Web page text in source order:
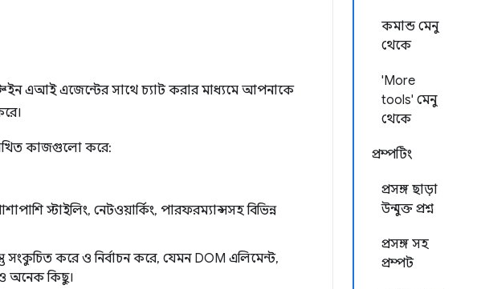
কমান্ড মেনু
থেকে
'More
tools' মেনু
থেকে
প্রম্পটিং
প্রসঙ্গ ছাড়া
উন্মুক্ত প্রশ্ন
প্রসঙ্গ সহ
প্রম্পট
ইন এআই এজেন্টের সাথে চ্যাট করার মাধ্যমে আপনাকে
কাজগুলো করে:
স্টাইলিং, নেটওয়ার্কিং, পারফরম্যান্সসহ বিভিন্ন
সংকুচিত করে ও নির্বাচন করে, যেমন DOM এলিমেন্ট,
অনেক কিছু।